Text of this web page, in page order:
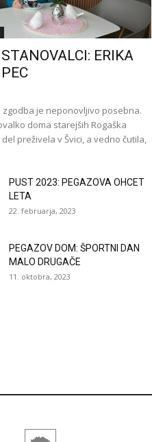
ERIKA
zgodba je neponovljivo posebna.
doma starejših Rogaška
preživela v Švici, a vedno čutila,
PUST 2023: PEGAZOVA OHCET
LETA
22. februarja, 2023
PEGAZOV DOM: ŠPORTNI DAN
MALO DRUGAČE
11. oktobra, 2023